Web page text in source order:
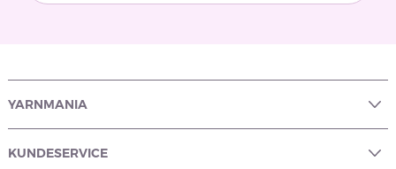
YARNMANIA
KUNDESERVICE